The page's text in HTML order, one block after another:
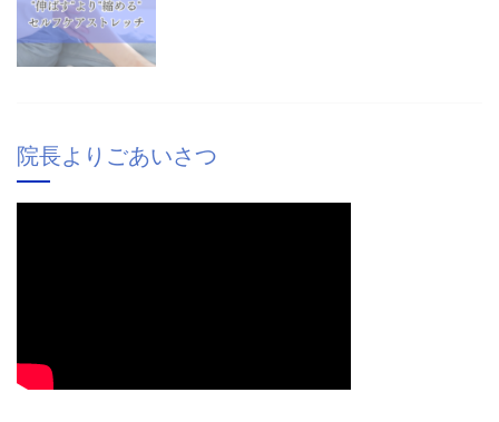
院長よりごあいさつ